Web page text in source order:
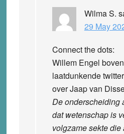
Wilma S.
29 May
Connect the dots:
Willem Engel
laatdunkende
over Jaap van
De onderscheiding
dat wetenschap is
volgzame sekte